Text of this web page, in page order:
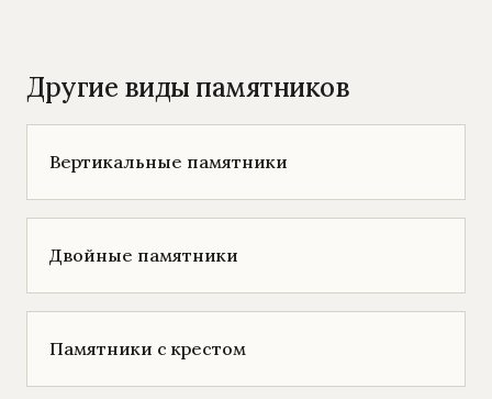
Другие виды памятников
Вертикальные памятники
Двойные памятники
Памятники с крестом